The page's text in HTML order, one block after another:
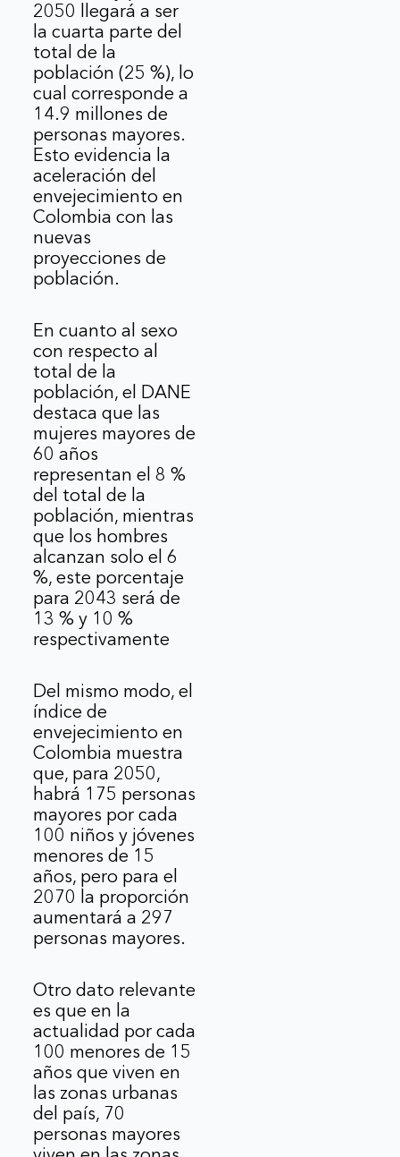
2050 llegará a ser
la cuarta parte del
total de la
población (25 %), lo
cual corresponde a
14.9 millones de
personas mayores.
Esto evidencia la
aceleración del
envejecimiento en
Colombia con las
nuevas
proyecciones de
población.
En cuanto al sexo
con respecto al
total de la
población, el DANE
destaca que las
mujeres mayores de
60 años
representan el 8 %
del total de la
población, mientras
que los hombres
alcanzan solo el 6
%, este porcentaje
para 2043 será de
13 % y 10 %
respectivamente
Del mismo modo, el
índice de
envejecimiento en
Colombia muestra
que, para 2050,
habrá 175 personas
mayores por cada
100 niños y jóvenes
menores de 15
años, pero para el
2070 la proporción
aumentará a 297
personas mayores.
Otro dato relevante
es que en la
actualidad por cada
100 menores de 15
años que viven en
las zonas urbanas
del país, 70
personas mayores